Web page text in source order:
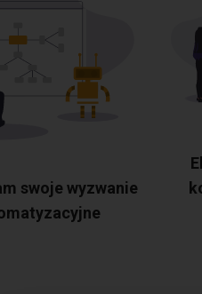
swoje wyzwanie